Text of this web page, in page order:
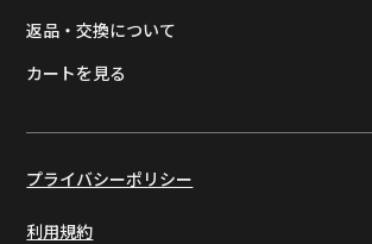
返品・交換について
カートを見る
プライバシーポリシー
利用規約